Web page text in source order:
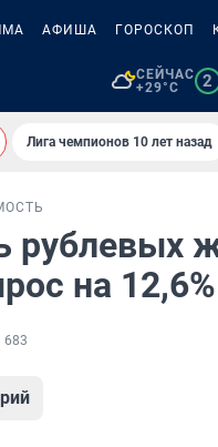
АФИША ГОРОСКОП
СЕЙЧАС
+29°C
2
Лига чемпионов 10 лет назад
рублевых
на 12,6%
683